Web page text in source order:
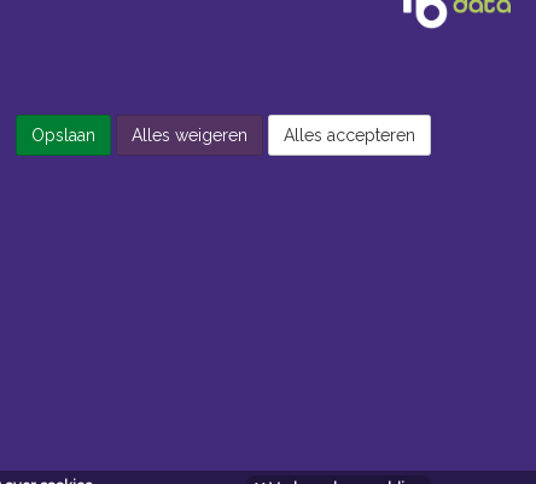
Opslaan Alles weigeren Alles accepteren